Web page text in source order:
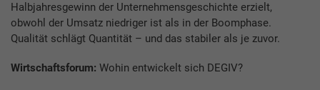
Halbjahresgewinn der Unternehmensgeschichte erzielt,
obwohl der Umsatz niedriger ist als in der Boomphase.
Qualität schlägt Quantität – und das stabiler als je zuvor.
Wirtschaftsforum: Wohin entwickelt sich DEGIV?